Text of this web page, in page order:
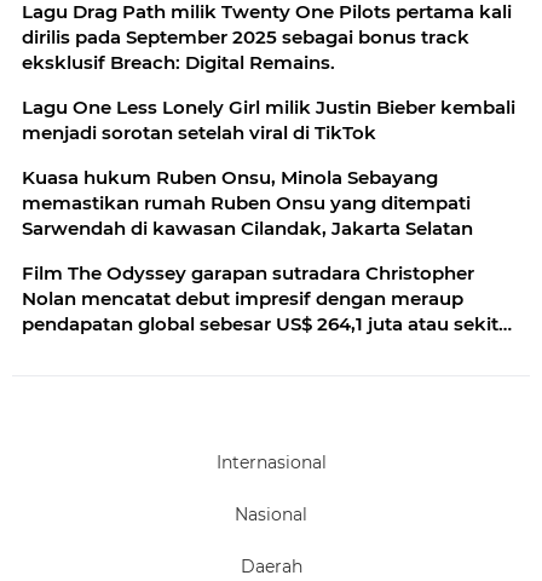
Lagu Drag Path milik Twenty One Pilots pertama kali
dirilis pada September 2025 sebagai bonus track
eksklusif Breach: Digital Remains.
Lagu One Less Lonely Girl milik Justin Bieber kembali
menjadi sorotan setelah viral di TikTok
Kuasa hukum Ruben Onsu, Minola Sebayang
memastikan rumah Ruben Onsu yang ditempati
Sarwendah di kawasan Cilandak, Jakarta Selatan
Film The Odyssey garapan sutradara Christopher
Nolan mencatat debut impresif dengan meraup
pendapatan global sebesar US$ 264,1 juta atau sekitar
Internasional
Nasional
Daerah